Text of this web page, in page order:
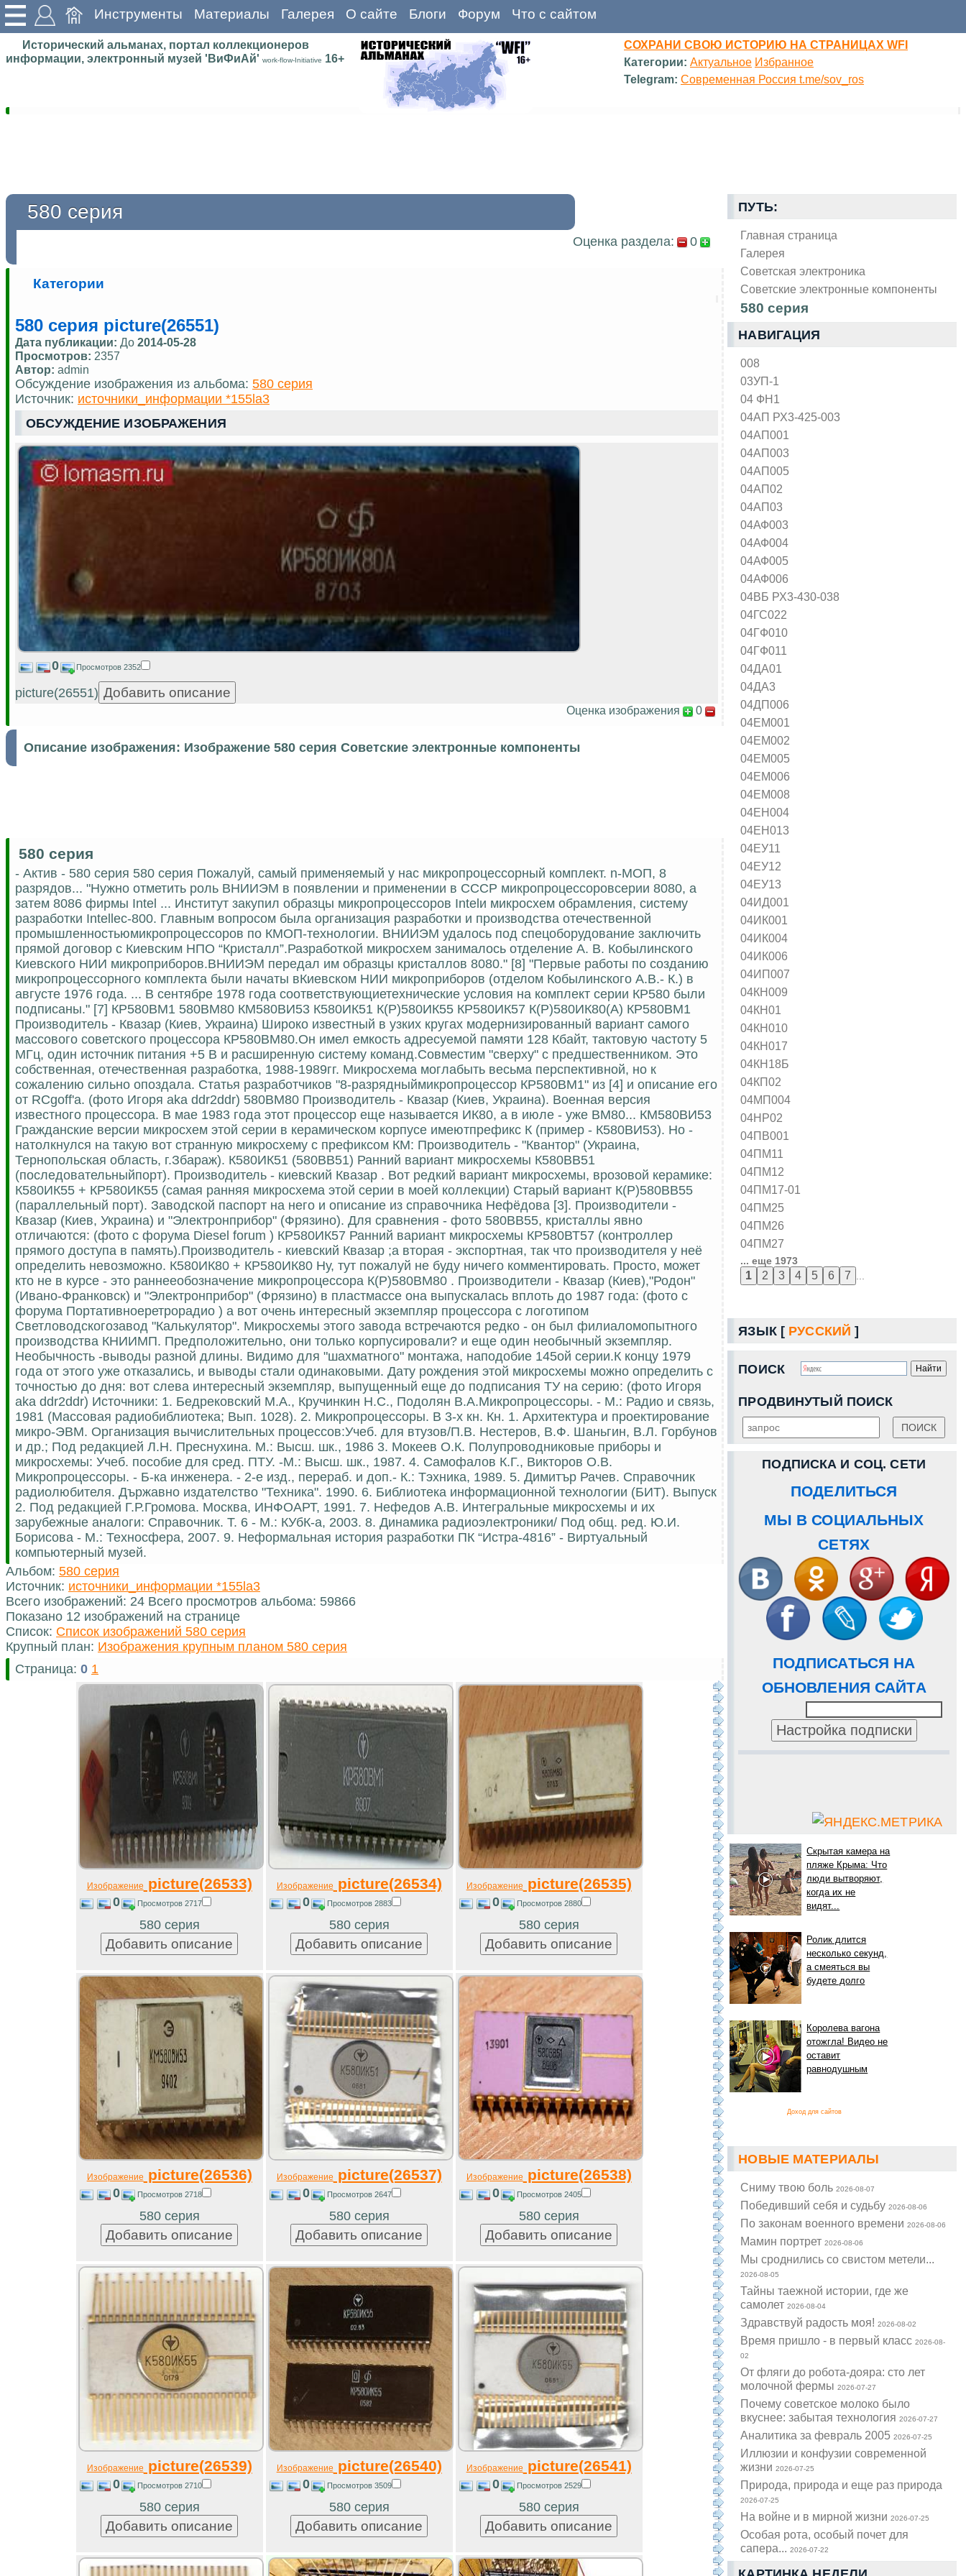
Инструменты Материалы Галерея О сайте Блоги Форум Что с сайтом
Исторический альманах, портал коллекционеров
информации, электронный музей 'ВиФиАй' work-flow-Initiative 16+
СОХРАНИ СВОЮ ИСТОРИЮ НА СТРАНИЦАХ WFI
Категории: Актуальное Избранное
Telegram: Современная Россия t.me/sov_ros
ПУТЬ:
Главная страница
Галерея
Советская электроника
Советские электронные компоненты
580 серия
НАВИГАЦИЯ
008
03УП-1
04 ФН1
04АП РХ3-425-003
04АП001
04АП003
04АП005
04АП02
04АП03
04АФ003
04АФ004
04АФ005
04АФ006
04ВБ РХ3-430-038
04ГС022
04ГФ010
04ГФ011
04ДА01
04ДА3
04ДП006
04ЕМ001
04ЕМ002
04ЕМ005
04ЕМ006
04ЕМ008
04ЕН004
04ЕН013
04ЕУ11
04ЕУ12
04ЕУ13
04ИД001
04ИК001
04ИК004
04ИК006
04ИП007
04КН009
04КН01
04КН010
04КН017
04КН18Б
04КП02
04МП004
04НР02
04ПВ001
04ПМ11
04ПМ12
04ПМ17-01
04ПМ25
04ПМ26
04ПМ27
... еще 1973
ЯЗЫК [ РУССКИЙ ]
ПОИСК
ПРОДВИНУТЫЙ ПОИСК
ПОДПИСКА И СОЦ. СЕТИ
ПОДЕЛИТЬСЯ
МЫ В СОЦИАЛЬНЫХ
СЕТЯХ
ПОДПИСАТЬСЯ НА
ОБНОВЛЕНИЯ САЙТА
Скрытая камера на
пляже Крыма: Что
люди вытворяют,
когда их не
видят...
Ролик длится
несколько секунд,
а смеяться вы
будете долго
Королева вагона
отожгла! Видео не
оставит
равнодушным
Доход для сайтов
НОВЫЕ МАТЕРИАЛЫ
Cниму твою боль2026-08-07
Победивший себя и судьбу2026-08-06
По законам военного времени2026-08-06
Мамин портрет2026-08-06
Мы сроднились со свистом метели...
2026-08-05
Тайны таежной истории, где же
самолет2026-08-04
Здравствуй радость моя!2026-08-02
Время пришло - в первый класс2026-08-
02
От фляги до робота-дояра: сто лет
молочной фермы2026-07-27
Почему советское молоко было
вкуснее: забытая технология2026-07-27
Аналитика за февраль 20052026-07-25
Иллюзии и конфузии современной
жизни2026-07-25
Природа, природа и еще раз природа
2026-07-25
На войне и в мирной жизни2026-07-25
Особая рота, особый почет для
сапера...2026-07-22
580 серия
Оценка раздела: 0
Категории
580 серия picture(26551)
Дата публикации: До 2014-05-28
Просмотров: 2357
Автор: admin
Обсуждение изображения из альбома: 580 серия
Источник: источники_информации *155la3
ОБСУЖДЕНИЕ ИЗОБРАЖЕНИЯ
0 Просмотров 2352
picture(26551)
Оценка изображения 0
Описание изображения: Изображение 580 серия Советские электронные компоненты
580 серия
- Актив - 580 серия 580 серия Пожалуй, самый применяемый у нас микропроцессорный комплект. n-МОП, 8
разрядов... "Нужно отметить роль ВНИИЭМ в появлении и применении в СССР микропроцессоровсерии 8080, а
затем 8086 фирмы Intel ... Институт закупил образцы микропроцессоров Intelи микросхем обрамления, систему
разработки Intellec-800. Главным вопросом была организация разработки и производства отечественной
промышленностьюмикропроцессоров по КМОП-технологии. ВНИИЭМ удалось под спецоборудование заключить
прямой договор с Киевским НПО “Кристалл”.Разработкой микросхем занималось отделение А. В. Кобылинского
Киевского НИИ микроприборов.ВНИИЭМ передал им образцы кристаллов 8080." [8] "Первые работы по созданию
микропроцессорного комплекта были начаты вКиевском НИИ микроприборов (отделом Кобылинского А.В.- К.) в
августе 1976 года. ... В сентябре 1978 года соответствующиетехнические условия на комплект серии КР580 были
подписаны." [7] КР580ВМ1 580ВМ80 КМ580ВИ53 К580ИК51 К(Р)580ИК55 КР580ИК57 К(Р)580ИК80(А) КР580ВМ1
Производитель - Квазар (Киев, Украина) Широко известный в узких кругах модернизированный вариант самого
массового советского процессора КР580ВМ80.Он имел емкость адресуемой памяти 128 Кбайт, тактовую частоту 5
МГц, один источник питания +5 В и расширенную систему команд.Совместим "сверху" с предшественником. Это
собственная, отечественная разработка, 1988-1989гг. Микросхема моглабыть весьма перспективной, но к
сожалению сильно опоздала. Статья разработчиков "8-разрядныймикропроцессор КР580ВМ1" из [4] и описание его
от RCgoff'а. (фото Игоря aka ddr2ddr) 580ВМ80 Производитель - Квазар (Киев, Украина). Военная версия
известного процессора. В мае 1983 года этот процессор еще называется ИК80, а в июле - уже ВМ80... КМ580ВИ53
Гражданские версии микросхем этой серии в керамическом корпусе имеютпрефикс К (пример - К580ВИ53). Но -
натолкнулся на такую вот странную микросхему с префиксом КМ: Производитель - "Квантор" (Украина,
Тернопольская область, г.Збараж). К580ИК51 (580ВВ51) Ранний вариант микросхемы К580ВВ51
(последовательныйпорт). Производитель - киевский Квазар . Вот редкий вариант микросхемы, врозовой керамике:
К580ИК55 + КР580ИК55 (самая ранняя микросхема этой серии в моей коллекции) Старый вариант К(Р)580ВВ55
(параллельный порт). Заводской паспорт на него и описание из справочника Нефёдова [3]. Производители -
Квазар (Киев, Украина) и "Электронприбор" (Фрязино). Для сравнения - фото 580ВВ55, кристаллы явно
отличаются: (фото с форума Diesel forum ) КР580ИК57 Ранний вариант микросхемы КР580ВТ57 (контроллер
прямого доступа в память).Производитель - киевский Квазар ;а вторая - экспортная, так что производителя у неё
определить невозможно. К580ИК80 + КР580ИК80 Ну, тут пожалуй не буду ничего комментировать. Просто, может
кто не в курсе - это раннееобозначение микропроцессора К(Р)580ВМ80 . Производители - Квазар (Киев),"Родон"
(Ивано-Франковск) и "Электронприбор" (Фрязино) в пластмассе она выпускалась вплоть до 1987 года: (фото с
форума Портативноеретрорадио ) а вот очень интересный экземпляр процессора с логотипом
Светловодскогозавод "Калькулятор". Микросхемы этого завода встречаются редко - он был филиаломопытного
производства КНИИМП. Предположительно, они только корпусировали? и еще один необычный экземпляр.
Необычность -выводы разной длины. Видимо для "шахматного" монтажа, наподобие 145ой серии.К концу 1979
года от этого уже отказались, и выводы стали одинаковыми. Дату рождения этой микросхемы можно определить с
точностью до дня: вот слева интересный экземпляр, выпущенный еще до подписания ТУ на серию: (фото Игоря
aka ddr2ddr) Источники: 1. Бедрековский М.А., Кручинкин Н.С., Подолян В.А.Микропроцессоры. - М.: Радио и связь,
1981 (Массовая радиобиблиотека; Вып. 1028). 2. Микропроцессоры. В 3-х кн. Кн. 1. Архитектура и проектирование
микро-ЭВМ. Организация вычислительных процессов:Учеб. для втузов/П.В. Нестеров, В.Ф. Шаньгин, В.Л. Горбунов
и др.; Под редакцией Л.Н. Преснухина. М.: Высш. шк., 1986 3. Мокеев О.К. Полупроводниковые приборы и
микросхемы: Учеб. пособие для сред. ПТУ. -М.: Высш. шк., 1987. 4. Самофалов К.Г., Викторов О.В.
Микропроцессоры. - Б-ка инженера. - 2-е изд., перераб. и доп.- К.: Тэхника, 1989. 5. Димитър Рачев. Справочник
радиолюбителя. Държавно издателство "Техника". 1990. 6. Библиотека информационной технологии (БИТ). Выпуск
2. Под редакцией Г.Р.Громова. Москва, ИНФОАРТ, 1991. 7. Нефедов А.В. Интегральные микросхемы и их
зарубежные аналоги: Справочник. Т. 6 - М.: КУбК-а, 2003. 8. Динамика радиоэлектроники/ Под общ. ред. Ю.И.
Борисова - М.: Техносфера, 2007. 9. Неформальная история разработки ПК “Истра-4816” - Виртуальный
компьютерный музей.
Альбом: 580 серия
Источник: источники_информации *155la3
Всего изображений: 24 Всего просмотров альбома: 59866
Показано 12 изображений на странице
Список: Список изображений 580 серия
Крупный план: Изображения крупным планом 580 серия
Страница: 0 1
Изображение picture(26533)
0 Просмотров 2717
580 серия
Изображение picture(26534)
0 Просмотров 2883
580 серия
Изображение picture(26535)
0 Просмотров 2880
580 серия
Изображение picture(26536)
0 Просмотров 2718
580 серия
Изображение picture(26537)
0 Просмотров 2647
580 серия
Изображение picture(26538)
0 Просмотров 2405
580 серия
Изображение picture(26539)
0 Просмотров 2710
580 серия
Изображение picture(26540)
0 Просмотров 3509
580 серия
Изображение picture(26541)
0 Просмотров 2529
580 серия